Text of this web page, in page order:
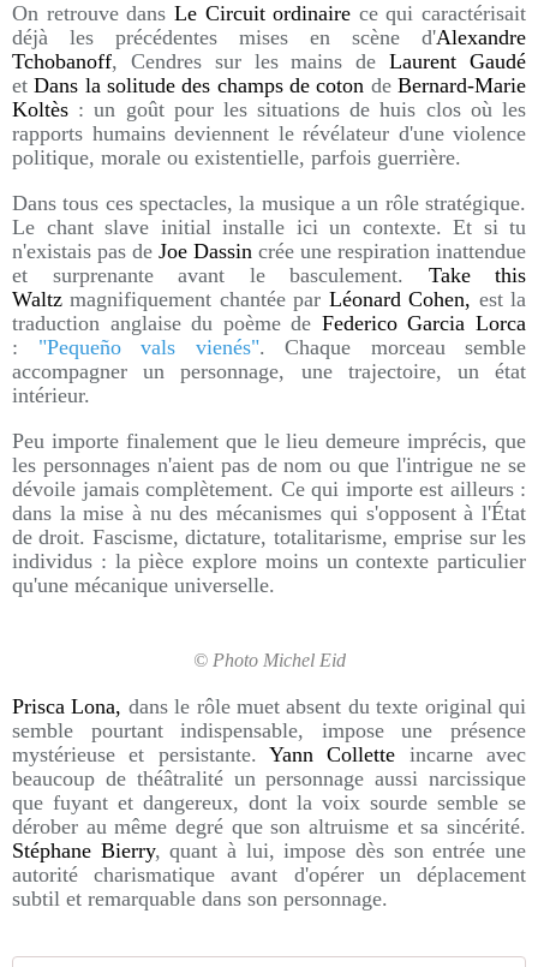
On retrouve dans Le Circuit ordinaire ce qui caractérisait
déjà les précédentes mises en scène d'Alexandre
Tchobanoff, Cendres sur les mains deLaurent Gaudé
etDans la solitude des champs de coton deBernard-Marie
Koltès : un goût pour les situations de huis clos où les
rapports humains deviennent le révélateur d'une violence
politique, morale ou existentielle, parfois guerrière.
Dans tous ces spectacles, la musique a un rôle stratégique.
Le chant slave initial installe ici un contexte. Et si tu
n'existais pas de Joe Dassin crée une respiration inattendue
et surprenante avant le basculement. Take this
Waltz magnifiquement chantée par Léonard Cohen, est la
traduction anglaise du poème de Federico Garcia Lorca
: "Pequeño vals vienés". Chaque morceau semble
accompagner un personnage, une trajectoire, un état
intérieur.
Peu importe finalement que le lieu demeure imprécis, que
les personnages n'aient pas de nom ou que l'intrigue ne se
dévoile jamais complètement. Ce qui importe est ailleurs :
dans la mise à nu des mécanismes qui s'opposent à l'État
de droit. Fascisme, dictature, totalitarisme, emprise sur les
individus : la pièce explore moins un contexte particulier
qu'une mécanique universelle.
© Photo Michel Eid
Prisca Lona, dans le rôle muet absent du texte original qui
semble pourtant indispensable, impose une présence
mystérieuse et persistante. Yann Collette incarne avec
beaucoup de théâtralité un personnage aussi narcissique
que fuyant et dangereux, dont la voix sourde semble se
dérober au même degré que son altruisme et sa sincérité.
Stéphane Bierry, quant à lui, impose dès son entrée une
autorité charismatique avant d'opérer un déplacement
subtil et remarquable dans son personnage.